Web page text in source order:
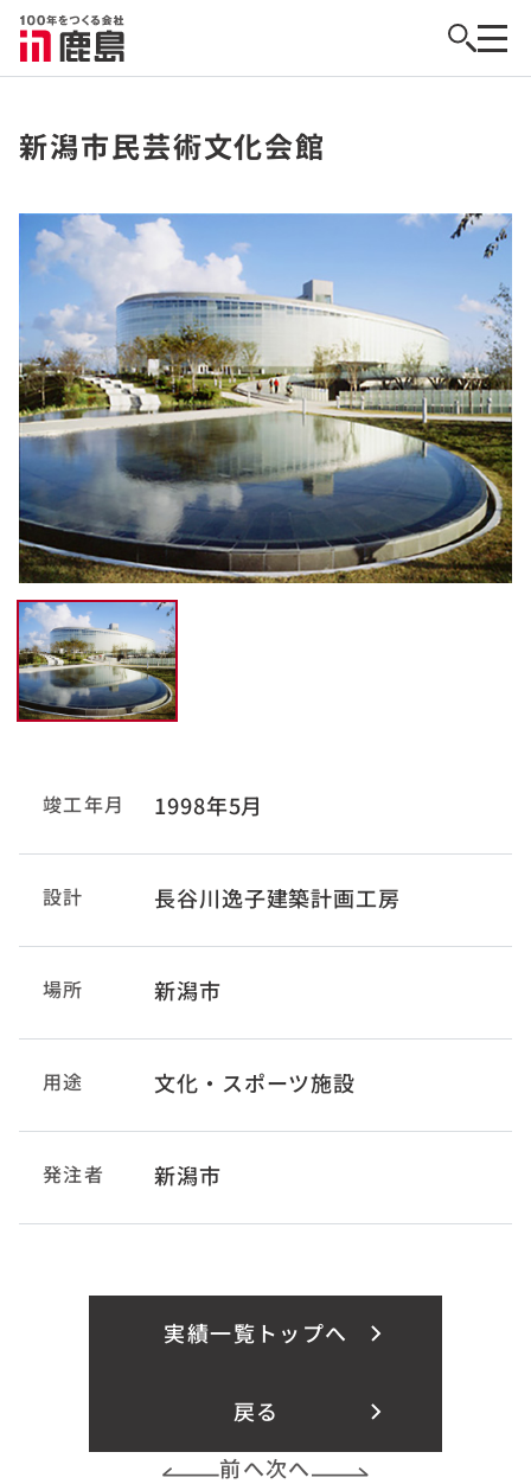
新潟市民芸術文化会館
竣工年月 1998年5月
設計 長谷川逸子建築計画工房
場所 新潟市
用途 文化・スポーツ施設
発注者 新潟市
実績一覧トップへ
戻る
前へ次へ